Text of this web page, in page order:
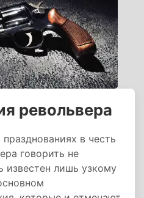
револьвера
в честь
говорить не
известен лишь узкому